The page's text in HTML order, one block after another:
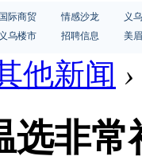
国际商贸 情感沙龙
义
义乌楼市 招聘信息 美
他新闻 ›
选非